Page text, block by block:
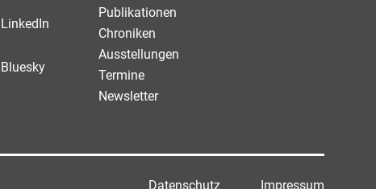
LinkedIn
Bluesky
Publikationen
Chroniken
Ausstellungen
Termine
Newsletter
Datenschutz Impressum